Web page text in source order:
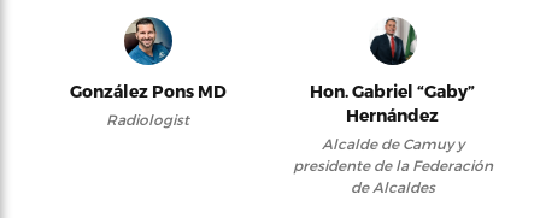
González Pons MD
Radiologist
Hon. Gabriel “Gaby”
Hernández
Alcalde de Camuy y
presidente de la Federación
de Alcaldes